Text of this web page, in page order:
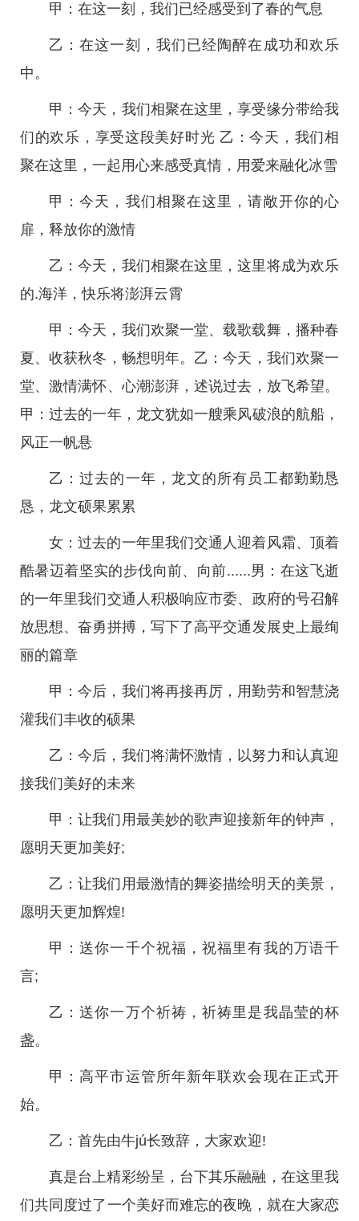
甲：在这一刻，我们已经感受到了春的气息
乙：在这一刻，我们已经陶醉在成功和欢乐
中。
甲：今天，我们相聚在这里，享受缘分带给我
们的欢乐，享受这段美好时光 乙：今天，我们相
聚在这里，一起用心来感受真情，用爱来融化冰雪
甲：今天，我们相聚在这里，请敞开你的心
扉，释放你的激情
乙：今天，我们相聚在这里，这里将成为欢乐
的.海洋，快乐将澎湃云霄
甲：今天，我们欢聚一堂、载歌载舞，播种春
夏、收获秋冬，畅想明年。乙：今天，我们欢聚一
堂、激情满怀、心潮澎湃，述说过去，放飞希望。
甲：过去的一年，龙文犹如一艘乘风破浪的航船，
风正一帆悬
乙：过去的一年，龙文的所有员工都勤勤恳
恳，龙文硕果累累
女：过去的一年里我们交通人迎着风霜、顶着
酷暑迈着坚实的步伐向前、向前......男：在这飞逝
的一年里我们交通人积极响应市委、政府的号召解
放思想、奋勇拼搏，写下了高平交通发展史上最绚
丽的篇章
甲：今后，我们将再接再厉，用勤劳和智慧浇
灌我们丰收的硕果
乙：今后，我们将满怀激情，以努力和认真迎
接我们美好的未来
甲：让我们用最美妙的歌声迎接新年的钟声，
愿明天更加美好;
乙：让我们用最激情的舞姿描绘明天的美景，
愿明天更加辉煌!
甲：送你一千个祝福，祝福里有我的万语千
言;
乙：送你一万个祈祷，祈祷里是我晶莹的杯
盏。
甲：高平市运管所年新年联欢会现在正式开
始。
乙：首先由牛jú长致辞，大家欢迎!
真是台上精彩纷呈，台下其乐融融，在这里我
们共同度过了一个美好而难忘的夜晚，就在大家恋